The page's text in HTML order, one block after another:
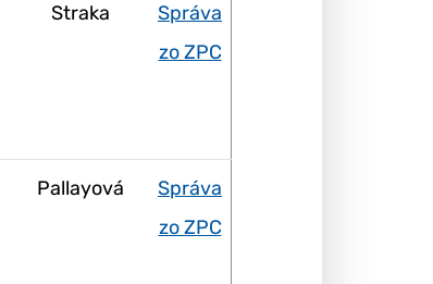
Straka
Správa
zo ZPC
Pallayová
Správa
zo ZPC